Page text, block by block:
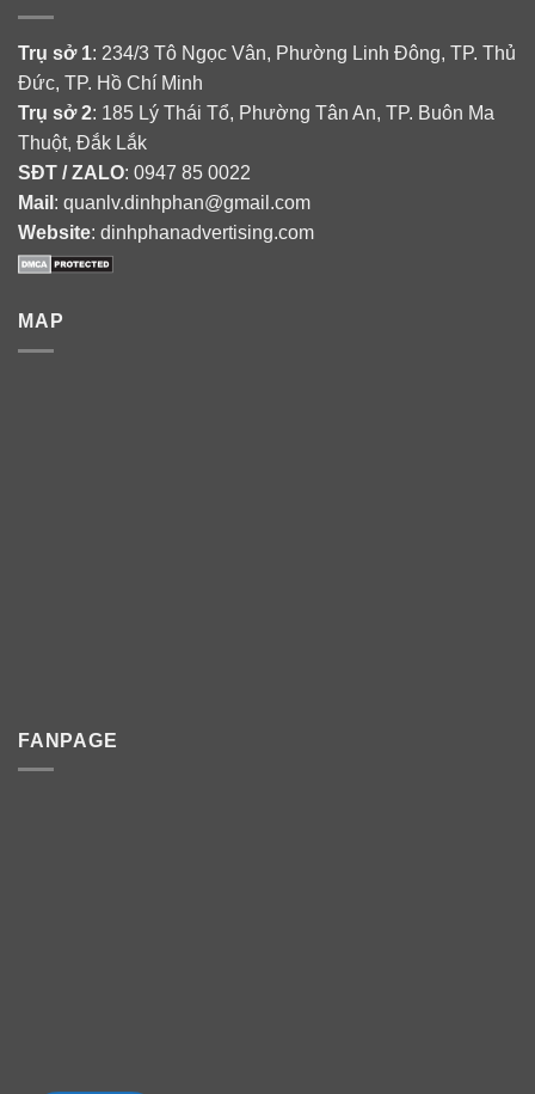
Trụ sở 1: 234/3 Tô Ngọc Vân, Phường Linh Đông, TP. Thủ
Đức, TP. Hồ Chí Minh
Trụ sở 2: 185 Lý Thái Tổ, Phường Tân An, TP. Buôn Ma
Thuột, Đắk Lắk
SĐT / ZALO: 0947 85 0022
Mail : quanlv.dinhphan@gmail.com
Website: dinhphanadvertising.com
MAP
FANPAGE